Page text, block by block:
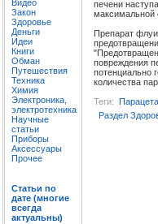
Видео
Закон
Здоровье
Деньги
Идеи
Книги
Обман
Путешествия
Техника
Химия
Электроника,
электротехника
Научные
статьи
Приборы
Аксессуары
Прочее
Статьи по
дате (многие
всегда
актуальны)
печени
максимальной
Препарат
повреждения
потенциально
количества
Теги:
Раздел